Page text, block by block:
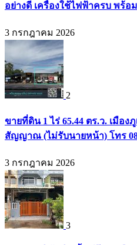
อย่างดี เครื่องใช้ไฟฟ้าครบ พร้อม
3 กรกฎาคม 2026
2
ขายที่ดิน 1 ไร่ 65.44 ตร.ว. เมือง
สัญญาณ (ไม่รับนายหน้า) โทร
3 กรกฎาคม 2026
3